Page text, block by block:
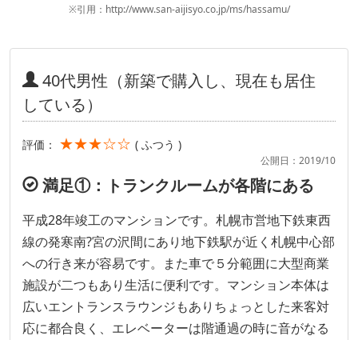
※引用：http://www.san-aijisyo.co.jp/ms/hassamu/
40代男性（新築で購入し、現在も居住
している）
評価： ★★★☆☆ ( ふつう )
公開日：2019/10
満足①：トランクルームが各階にある
平成28年竣工のマンションです。札幌市営地下鉄東西
線の発寒南?宮の沢間にあり地下鉄駅が近く札幌中心部
への行き来が容易です。また車で５分範囲に大型商業
施設が二つもあり生活に便利です。マンション本体は
広いエントランスラウンジもありちょっとした来客対
応に都合良く、エレベーターは階通過の時に音がなる